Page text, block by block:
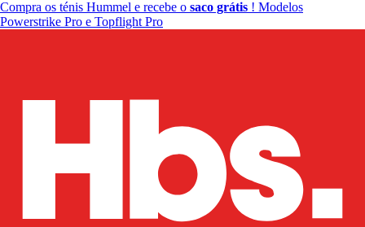
Compra os ténis Hummel e recebe o saco grátis ! Modelos
Powerstrike Pro e Topflight Pro